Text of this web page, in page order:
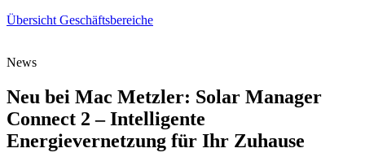
Übersicht Geschäftsbereiche
News
Neu bei Mac Metzler: Solar Manager
Connect 2 – Intelligente
Energievernetzung für Ihr Zuhause